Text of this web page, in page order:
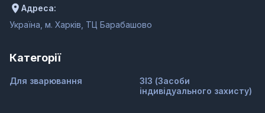
Адреса:
Україна, м. Харків, ТЦ Барабашово
Категорії
Для зварювання
ЗІЗ (Засоби
індивідуального захисту)